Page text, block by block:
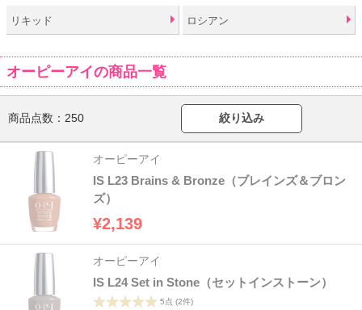
リキッド ロシアン
オーピーアイの商品一覧
商品点数： 250 絞り込み
オーピーアイ
IS L23 Brains & Bronze（ブレインズ＆ブロン
ズ）
¥2,139
オーピーアイ
IS L24 Set in Stone（セットインストーン）
5点 (2件)